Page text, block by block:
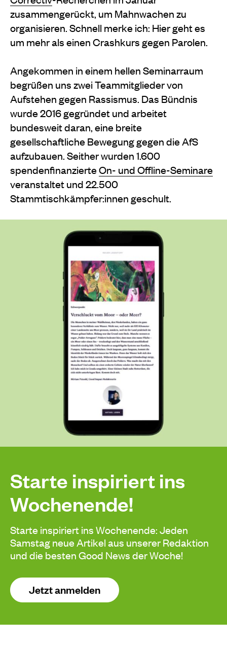
zusammengerückt, um Mahnwachen zu
organisieren. Schnell merke ich: Hier geht es
um mehr als einen Crashkurs gegen Parolen.
Angekommen in einem hellen Seminarraum
begrüßen uns zwei Teammitglieder von
Aufstehen gegen Rassismus. Das Bündnis
wurde 2016 gegründet und arbeitet
bundesweit daran, eine breite
gesellschaftliche Bewegung gegen die AfS
aufzubauen. Seither wurden 1.600
spendenfinanzierteOn- und Offline-Seminare
veranstaltet und 22.500
Stammtischkämpfer:innen geschult.
Starte inspiriert ins
Wochenende!
Starte inspiriert ins Wochenende: Jeden
Samstag neue Artikel aus unserer Redaktion
und die besten Good News der Woche!
Jetzt anmelden